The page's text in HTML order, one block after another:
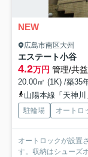
NEW
広島市南区大州
エステート小谷
4.2万円 管理/共
20.00㎡ (1K) /築35
山陽本線「天神
駐輪場 オートロ
オートロックが設置
す。収納はシューズ